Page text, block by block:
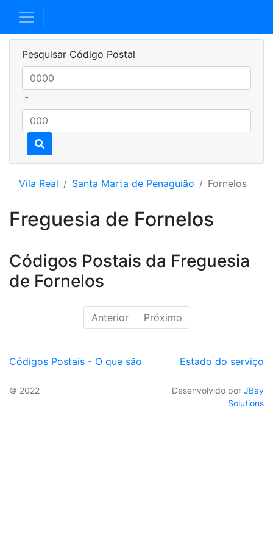
Pesquisar Código Postal
-
Vila Real Santa Marta de Penaguião Fornelos
Freguesia de Fornelos
Códigos Postais da Freguesia
de Fornelos
Anterior Próximo
Códigos Postais - O que são Estado do serviço
© 2022 Desenvolvido por JBay
Solutions